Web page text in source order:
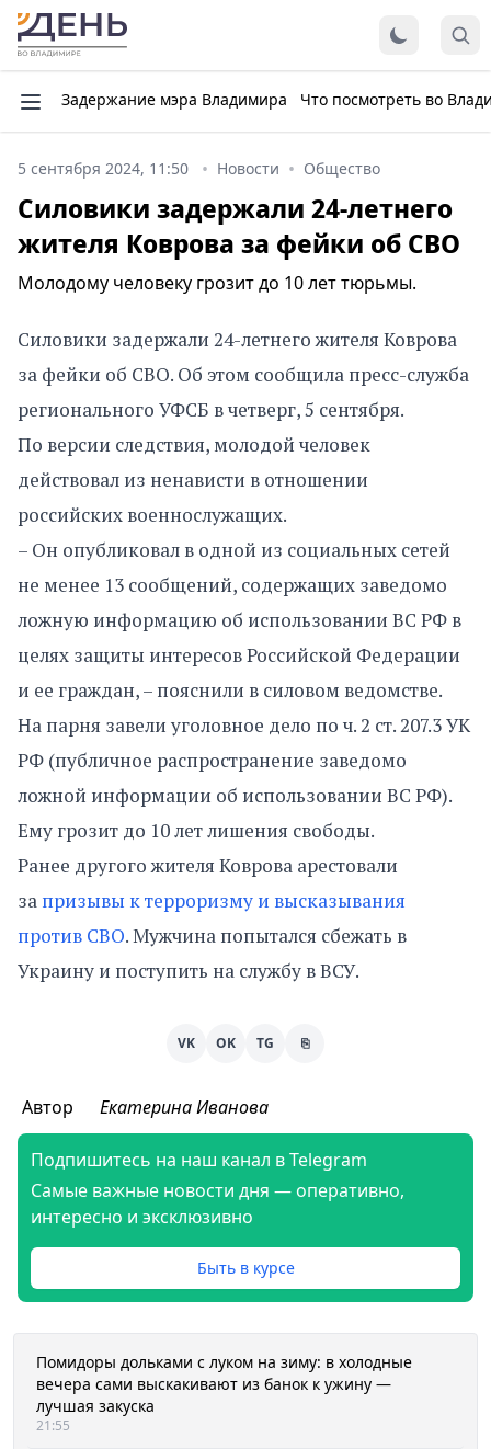
Задержание мэра Владимира Что посмотреть во
5 сентября 2024, 11:50 Новости Общество
Силовики задержали 24-летнего
жителя Коврова за фейки об СВО
Молодому человеку грозит до 10 лет тюрьмы.
Силовики задержали 24-летнего жителя Коврова
за фейки об СВО. Об этом сообщила пресс-служба
регионального УФСБ в четверг, 5 сентября.
По версии следствия, молодой человек
действовал из ненависти в отношении
российских военнослужащих.
– Он опубликовал в одной из социальных сетей
не менее 13 сообщений, содержащих заведомо
ложную информацию об использовании ВС РФ в
целях защиты интересов Российской Федерации
и ее граждан, – пояснили в силовом ведомстве.
На парня завели уголовное дело по ч. 2 ст. 207.3 УК
РФ (публичное распространение заведомо
ложной информации об использовании ВС РФ).
Ему грозит до 10 лет лишения свободы.
Ранее другого жителя Коврова арестовали
за призывы к терроризму и высказывания
против СВО. Мужчина попытался сбежать в
Украину и поступить на службу в ВСУ.
VK OK TG ⎘
Автор Екатерина Иванова
Подпишитесь на наш канал в Telegram
Самые важные новости дня — оперативно,
интересно и эксклюзивно
Быть в курсе
Помидоры дольками с луком на зиму: в холодные
вечера сами выскакивают из банок к ужину —
лучшая закуска
21:55